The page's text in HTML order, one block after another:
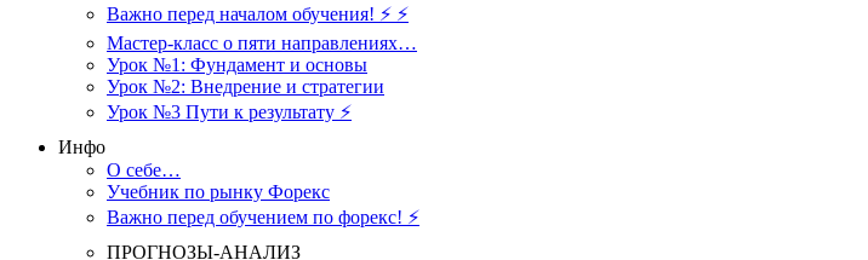
Важно перед началом обучения! ⚡ ⚡
Мастер-класс о пяти направлениях…
Урок №1: Фундамент и основы
Урок №2: Внедрение и стратегии
Урок №3 Пути к результату ⚡️
Инфо
О себе…
Учебник по рынку Форекс
Важно перед обучением по форекс! ⚡
ПРОГНОЗЫ-АНАЛИЗ